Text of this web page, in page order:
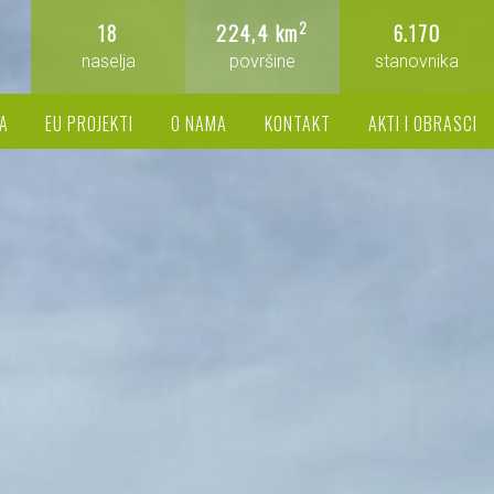
6.170
stanovnika
224,4 km2
površine
18
naselja
EU PROJEKTI O NAMA KONTAKT AKTI I OBRASCI